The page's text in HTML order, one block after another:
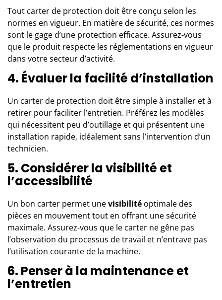
Tout carter de protection doit être conçu selon les
normes en vigueur. En matière de sécurité, ces normes
sont le gage d’une protection efficace. Assurez-vous
que le produit respecte les réglementations en vigueur
dans votre secteur d’activité.
4. Évaluer la facilité d’installation
Un carter de protection doit être simple à installer et à
retirer pour faciliter l’entretien. Préférez les modèles
qui nécessitent peu d’outillage et qui présentent une
installation rapide, idéalement sans l’intervention d’un
technicien.
5. Considérer la visibilité et
l’accessibilité
Un bon carter permet unevisibilité optimale des
pièces en mouvement tout en offrant une sécurité
maximale. Assurez-vous que le carter ne gêne pas
l’observation du processus de travail et n’entrave pas
l’utilisation courante de la machine.
6. Penser à la maintenance et
l’entretien